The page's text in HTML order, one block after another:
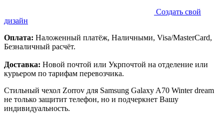
Создать свой
дизайн
Оплата: Наложенный платёж, Наличными, Visa/MasterCard,
Безналичный расчёт.
Доставка: Новой почтой или Укрпочтой на отделение или
курьером по тарифам перевозчика.
Стильный чехол Zorrov для Samsung Galaxy A70 Winter dream
не только защитит телефон, но и подчеркнет Вашу
индивидуальность.